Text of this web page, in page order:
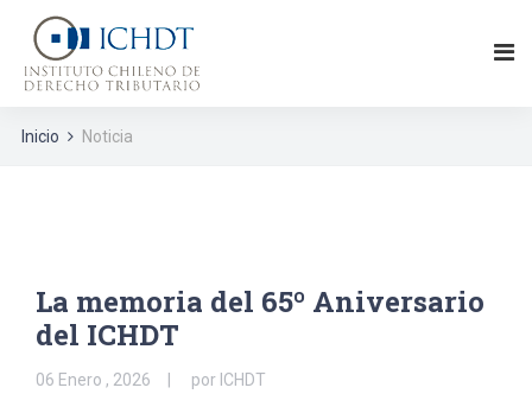
Inicio Noticia
La memoria del 65º Aniversario
del ICHDT
06 Enero , 2026 por ICHDT